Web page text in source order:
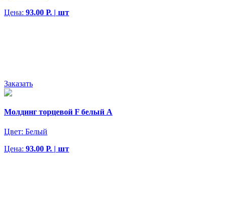
Цена: 93.00 Р. | шт
Заказать
Молдинг торцевой F белый А
Цвет: Белый
Цена: 93.00 Р. | шт